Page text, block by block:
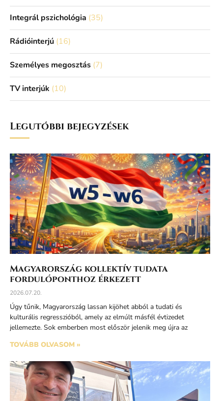
Integrál pszichológia (35)
Rádióinterjú (16)
Személyes megosztás (7)
TV interjúk (10)
Legutóbbi bejegyzések
Magyarország kollektív tudata
fordulóponthoz érkezett
2026.07.20.
Úgy tűnik, Magyarország lassan kijöhet abból a tudati és
kulturális regresszióból, amely az elmúlt másfél évtizedet
jellemezte. Sok emberben most először jelenik meg újra az
TOVÁBB OLVASOM »